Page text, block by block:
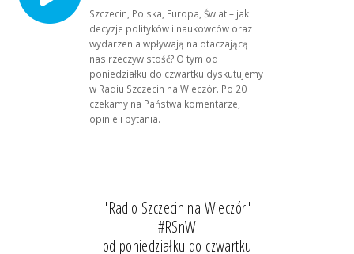
Szczecin, Polska, Europa, Świat – jak
decyzje polityków i naukowców oraz
wydarzenia wpływają na otaczającą
nas rzeczywistość? O tym od
poniedziałku do czwartku dyskutujemy
w Radiu Szczecin na Wieczór. Po 20
czekamy na Państwa komentarze,
opinie i pytania.
"Radio Szczecin na Wieczór"
#RSnW
od poniedziałku do czwartku